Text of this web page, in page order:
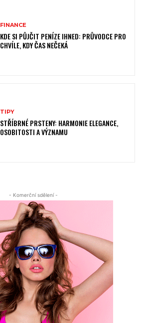
FINANCE
KDE SI PŮJČIT PENÍZE IHNED: PRŮVODCE PRO
CHVÍLE, KDY ČAS NEČEKÁ
TIPY
STŘÍBRNÉ PRSTENY: HARMONIE ELEGANCE,
OSOBITOSTI A VÝZNAMU
- Komerční sdělení -